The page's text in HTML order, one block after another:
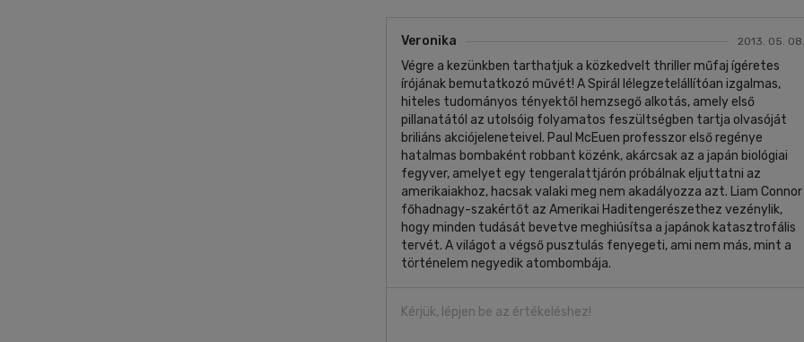
Veronika 2013. 05. 08.
Végre a kezünkben tarthatjuk a közkedvelt thriller műfaj ígéretes
írójának bemutatkozó művét! A Spirál lélegzetelállítóan izgalmas,
hiteles tudományos tényektől hemzsegő alkotás, amely első
pillanatától az utolsóig folyamatos feszültségben tartja olvasóját
briliáns akciójeleneteivel. Paul McEuen professzor első regénye
hatalmas bombaként robbant közénk, akárcsak az a japán biológiai
fegyver, amelyet egy tengeralattjárón próbálnak eljuttatni az
amerikaiakhoz, hacsak valaki meg nem akadályozza azt. Liam Connor
főhadnagy-szakértőt az Amerikai Haditengerészethez vezénylik,
hogy minden tudását bevetve meghiúsítsa a japánok katasztrofális
tervét. A világot a végső pusztulás fenyegeti, ami nem más, mint a
történelem negyedik atombombája.
Kérjük, lépjen be az értékeléshez!